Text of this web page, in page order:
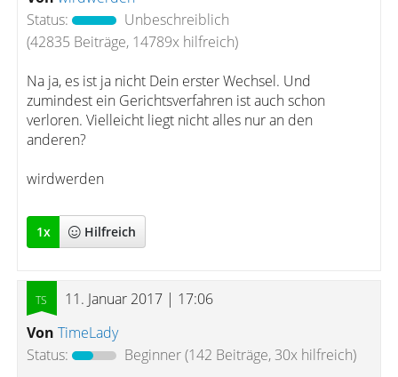
Status:
Unbeschreiblich
(42835 Beiträge, 14789x hilfreich)
Na ja, es ist ja nicht Dein erster Wechsel. Und
zumindest ein Gerichtsverfahren ist auch schon
verloren. Vielleicht liegt nicht alles nur an den
anderen?
wirdwerden
1x Hilfreich
11. Januar 2017 | 17:06
Von TimeLady
Status:
Beginner(142 Beiträge, 30x hilfreich)